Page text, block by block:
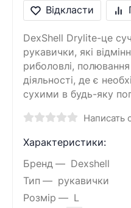
Відкласти
DexShell Drylite-це
рукавички, які
риболовлі,
діяльності, де є
сухими в будь-яку
Написать
Характеристики:
Бренд
Dexshell
Тип
рукавички
Розмір
L